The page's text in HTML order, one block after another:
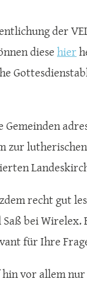
der
diesehier
zur
recht gut
bei Wirelex.
für Ihre
hin vor allem